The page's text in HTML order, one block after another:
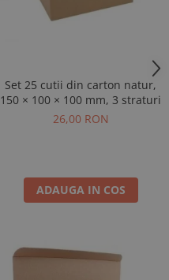
Set 25 cutii din carton natur,
150 × 100 × 100 mm, 3 straturi
26,00 RON
ADAUGA IN COS